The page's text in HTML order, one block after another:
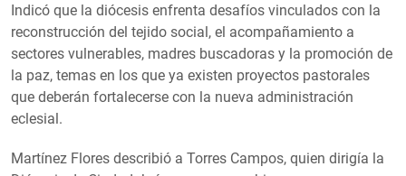
Indicó que la diócesis enfrenta desafíos vinculados con la
reconstrucción del tejido social, el acompañamiento a
sectores vulnerables, madres buscadoras y la promoción de
la paz, temas en los que ya existen proyectos pastorales
que deberán fortalecerse con la nueva administración
eclesial.
Martínez Flores describió a Torres Campos, quien dirigía la